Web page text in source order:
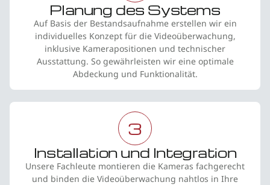
Planung des Systems
Auf Basis der Bestandsaufnahme erstellen wir ein
individuelles Konzept für die Videoüberwachung,
inklusive Kamerapositionen und technischer
Ausstattung. So gewährleisten wir eine optimale
Abdeckung und Funktionalität.
3
Installation und Integration
Unsere Fachleute montieren die Kameras fachgerecht
und binden die Videoüberwachung nahtlos in Ihre